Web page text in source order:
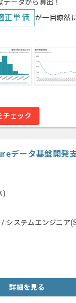
ータから算出！
正単価 が一目瞭然
チェック
データ基盤開発
)
システムエンジニア
詳細を見る